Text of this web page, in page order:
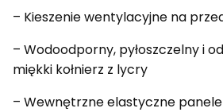
– Kieszenie wentylacyjne na
– Wodoodporny, pyłoszczelny i
miękki kołnierz z lycry
– Wewnętrzne elastyczne panele